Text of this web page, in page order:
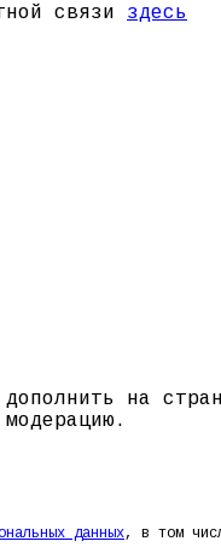
связи здесь
на
данных, в том